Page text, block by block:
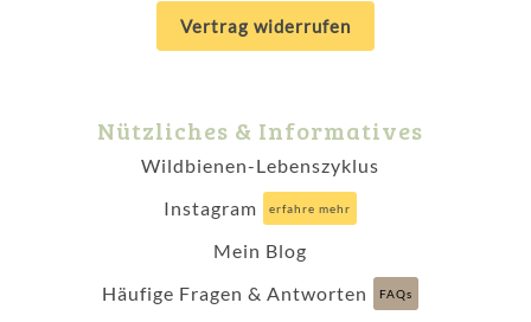
Vertrag widerrufen
Nützliches & Informatives
Wildbienen-Lebenszyklus
Instagram
erfahre mehr
Mein Blog
Häufige Fragen & Antworten
FAQs